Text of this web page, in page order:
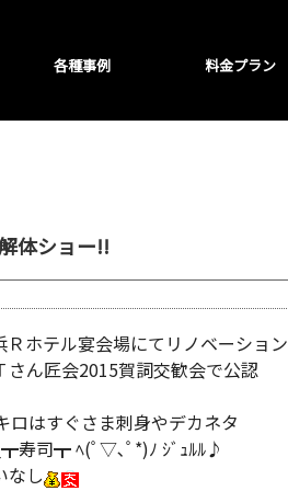
各種事例 料金プラン
体ショー!!
ホテル宴会場にてリノベーション
さん匠会2015賀詞交歓会で公認
はすぐさま刺身やデカネタ
寿司┳ ﾍ(ﾟ▽､ﾟ*)ﾉ ｼﾞｭﾙﾙ♪
なし